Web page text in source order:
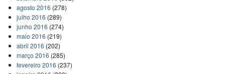
agosto 2016 (278)
julho 2016 (289)
junho 2016 (274)
maio 2016 (219)
abril 2016 (202)
março 2016 (285)
fevereiro 2016 (237)